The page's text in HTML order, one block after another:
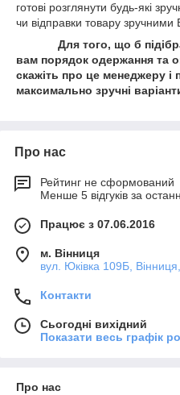
готові розглянути будь-які
чи відправки товару
Для того, що б
вам порядок одержання та
скажіть про це менеджеру і
максимально зручні
Про нас
Рейтинг не сформований
Менше 5 відгуків за
Працює з 07.06.2016
м. Вінниця
вул. Юківка 109Б,
Контакти
Сьогодні вихідний
Показати весь графік
Про нас